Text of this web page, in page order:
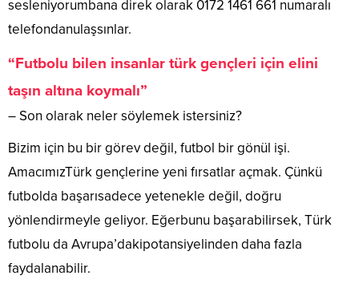
sesleniyorumbana direk olarak 0172 1461 661 numaralı
telefondanulaşsınlar.
“Futbolu bilen insanlar türk gençleri için elini
taşın altına koymalı”
– Son olarak neler söylemek istersiniz?
Bizim için bu bir görev değil, futbol bir gönül işi.
AmacımızTürk gençlerine yeni fırsatlar açmak. Çünkü
futbolda başarısadece yetenekle değil, doğru
yönlendirmeyle geliyor. Eğerbunu başarabilirsek, Türk
futbolu da Avrupa’dakipotansiyelinden daha fazla
faydalanabilir.